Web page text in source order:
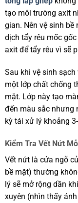
tạo môi trường axit
gian. Nên vệ sinh
dịch tẩy rêu mốc
axit để tẩy rêu vì sẽ
Sau khi vệ sinh
một lớp chất chống
mặt. Lớp này tạo
đến màu sắc nhưng
kỳ tái xử lý khoảng
Kiểm Tra Vết Nứt
Vết nứt là cửa ngõ
bề mặt) thường
lý sẽ mở rộng dần
xuyên (nhìn thấy